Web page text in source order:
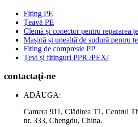
Fiting PE
Țeavă PE
Clemă și conector pentru repararea
Mașină și unealtă de sudură pentru
Fiting de compresie PP
Țevi și fitinguri PPR /PEX/
contactaţi-ne
ADĂUGA:
Camera 911, Clădirea T1, Centrul
nr. 333, Chengdu, China.